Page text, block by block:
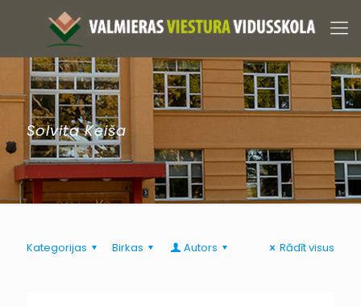
Solvita Keiša
Kategorijas Birkas Autors Rādīt visus